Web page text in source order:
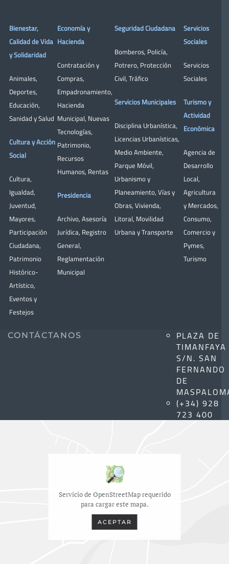
Bienestar,
Calidad de Vida
y Solidaridad
Animales,
Deportes,
Educación,
Sanidad y Salud
Cultura y Acción
Social
Cultura,
Igualdad,
Juventud,
Mayores,
Participación
Ciudadana,
Patrimonio
Histórico-
Artístico,
Eventos y
Festejos
Economía y
Hacienda
Contratación y
Compras,
Empadronamiento,
Hacienda
Municipal, Nuevas
Tecnologías,
Patrimonio,
Recursos
Humanos, Rentas
Presidencia
Archivo, Asesoría
Jurídica, Registro
General,
Reglamentación
Municipal
Seguridad Ciudadana
Bomberos, Policía,
Potrero, Protección
Civil, Tráfico
Servicios Municipales
Disciplina Urbanística,
Licencias Urbanísticas,
Medio Ambiente,
Parque Móvil,
Urbanismo y
Planeamiento, Vías y
Obras, Vivienda,
Litoral, Movilidad
Urbana y Transporte
Servicios
Sociales
Servicios
Sociales
Turismo y
Actividad
Económica
Agencia de
Desarrollo
Local,
Agricultura
y Mercados,
Consumo,
Comercio y
Pymes,
Turismo
CONTÁCTANOS
PLAZA DE
TIMANFAYA
S/N. SAN
FERNANDO
DE
(+34) 928
723 400
Servicio de OpenStreetMap requerido
para cargar este mapa.
ACEPTAR